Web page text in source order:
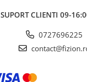
SUPORT CLIENTI 09-
0727696225